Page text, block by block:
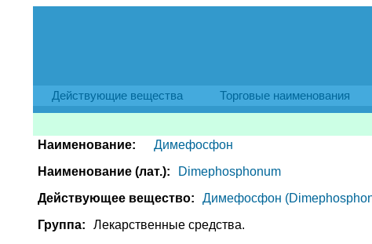
Действующие вещества Торговые наименования
Наименование:
Димефосфон
Наименование (лат.):
Dimephosphonum
Действующее вещество:
Димефосфон
Группа:
Лекарственные средства.